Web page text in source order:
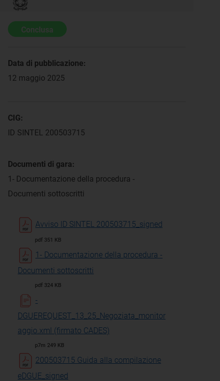
Conclusa
Data di pubblicazione:
12 maggio 2025
CIG:
ID SINTEL 200503715
Documenti di gara:
1- Documentazione della procedura -
Documenti sottoscritti
Avviso ID SINTEL 200503715_signed
pdf 351 KB
1- Documentazione della procedura -
Documenti sottoscritti
pdf 324 KB
-
DGUEREQUEST_13_25_Negoziata_monitor
aggio.xml (firmato CADES)
p7m 249 KB
200503715 Guida alla compilazione
eDGUE_signed